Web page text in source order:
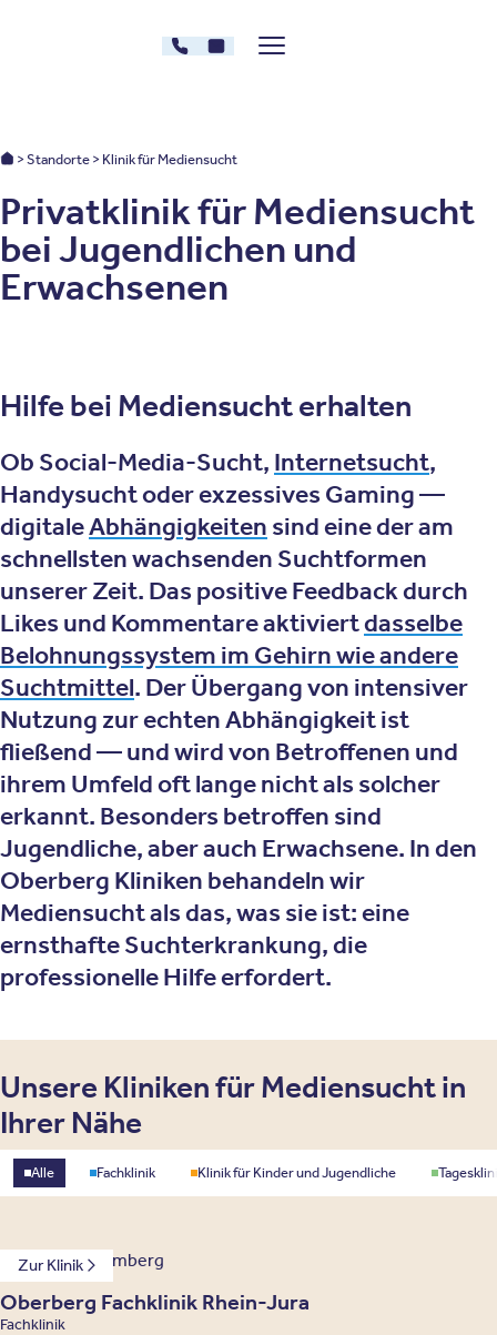
030 - 26478607
Kontakt
Menü zeigen/verstecken
Oberberg Kliniken: Startseite
Standorte Klinik für Mediensucht
Privatklinik für Mediensucht
bei Jugendlichen und
Erwachsenen
Hilfe bei Mediensucht erhalten
Ob Social-Media-Sucht, Internetsucht,
Handysucht oder exzessives Gaming —
digitaleAbhängigkeiten sind eine der am
schnellsten wachsenden Suchtformen
unserer Zeit. Das positive Feedback durch
Likes und Kommentare aktiviertdasselbe
Belohnungssystem im Gehirn wie andere
Suchtmittel. Der Übergang von intensiver
Nutzung zur echten Abhängigkeit ist
fließend — und wird von Betroffenen und
ihrem Umfeld oft lange nicht als solcher
erkannt. Besonders betroffen sind
Jugendliche, aber auch Erwachsene. In den
Oberberg Kliniken behandeln wir
Mediensucht als das, was sie ist: eine
ernsthafte Suchterkrankung, die
professionelle Hilfe erfordert.
Unsere Kliniken für Mediensucht in
Ihrer Nähe
Standorttyp
Alle Fachklinik Klinik für Kinder und Jugendliche
Zur Klinik
Baden-Württemberg
Oberberg Fachklinik Rhein-Jura
Fachklinik